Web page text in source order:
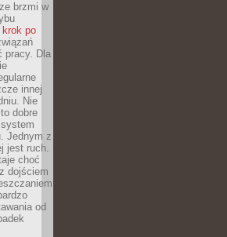
brzmi w
po
pracy. Dla
innej
Nie
dobre
Jednym z
jest ruch.
choć
dojściem
od